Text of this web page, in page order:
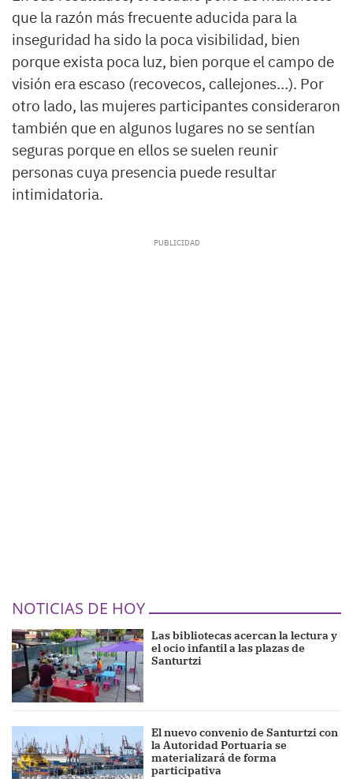
que la razón más frecuente aducida para la
inseguridad ha sido la poca visibilidad, bien
porque exista poca luz, bien porque el campo de
visión era escaso (recovecos, callejones…). Por
otro lado, las mujeres participantes consideraron
también que en algunos lugares no se sentían
seguras porque en ellos se suelen reunir
personas cuya presencia puede resultar
intimidatoria.
NOTICIAS DE HOY
Las bibliotecas acercan la lectura y
el ocio infantil a las plazas de
Santurtzi
El nuevo convenio de Santurtzi con
la Autoridad Portuaria se
materializará de forma
participativa